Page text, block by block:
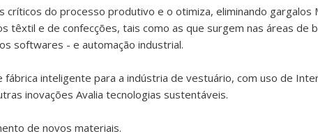
críticos do processo produtivo e o otimiza, eliminando gargalos
têxtil e de confecções, tais como as que surgem nas áreas de
softwares - e automação industrial.
fábrica inteligente para a indústria de vestuário, com uso de
inovações Avalia tecnologias sustentáveis.
de novos materiais.